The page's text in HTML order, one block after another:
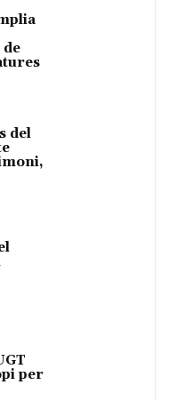
del
per